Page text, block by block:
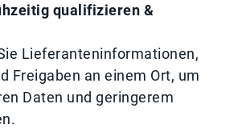
qualifizieren &
Lieferanteninformationen,
Freigaben an einem Ort, um
Daten und geringerem